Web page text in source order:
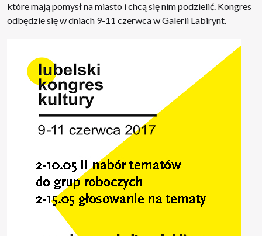
które mają pomysł na miasto i chcą się nim podzielić. Kongres
odbędzie się w dniach 9-11 czerwca w Galerii Labirynt.